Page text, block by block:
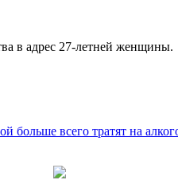
в адрес 27-летней женщины.
больше всего тратят на